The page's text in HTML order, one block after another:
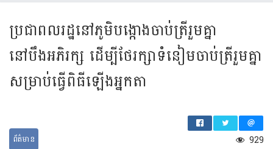
ប្រជាពលរដ្ឋនៅភូមិបង្កោងចាប់ត្រីរួមគ្នា
នៅបឹងអភិរក្ស ដើម្បីថែរក្សាទំនៀមចាប់ត្រីរួមគ្នា
សម្រា​​ប់​​ធ្វើពិធីឡើងអ្នកតា
929
ព័ត៌មាន